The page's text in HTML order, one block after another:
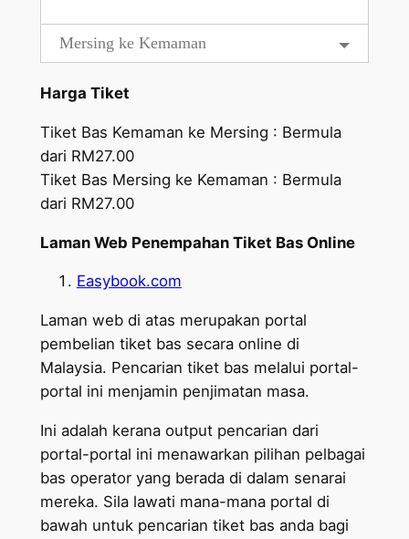
Mersing ke Kemaman
Harga Tiket
Tiket Bas Kemaman ke Mersing : Bermula
dari RM27.00
Tiket Bas Mersing ke Kemaman : Bermula
dari RM27.00
Laman Web Penempahan Tiket Bas Online
Easybook.com
Laman web di atas merupakan portal
pembelian tiket bas secara online di
Malaysia. Pencarian tiket bas melalui portal-
portal ini menjamin penjimatan masa.
Ini adalah kerana output pencarian dari
portal-portal ini menawarkan pilihan pelbagai
bas operator yang berada di dalam senarai
mereka. Sila lawati mana-mana portal di
bawah untuk pencarian tiket bas anda bagi